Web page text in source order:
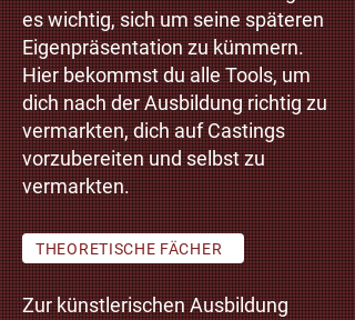
es wichtig, sich um seine späteren
Eigenpräsentation zu kümmern.
Hier bekommst du alle Tools, um
dich nach der Ausbildung richtig zu
vermarkten, dich auf Castings
vorzubereiten und selbst zu
vermarkten.
THEORETISCHE FÄCHER
Zur künstlerischen Ausbildung